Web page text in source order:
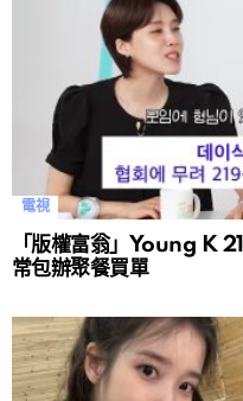
電視
「版權富翁」Young K
常包辦聚餐買單